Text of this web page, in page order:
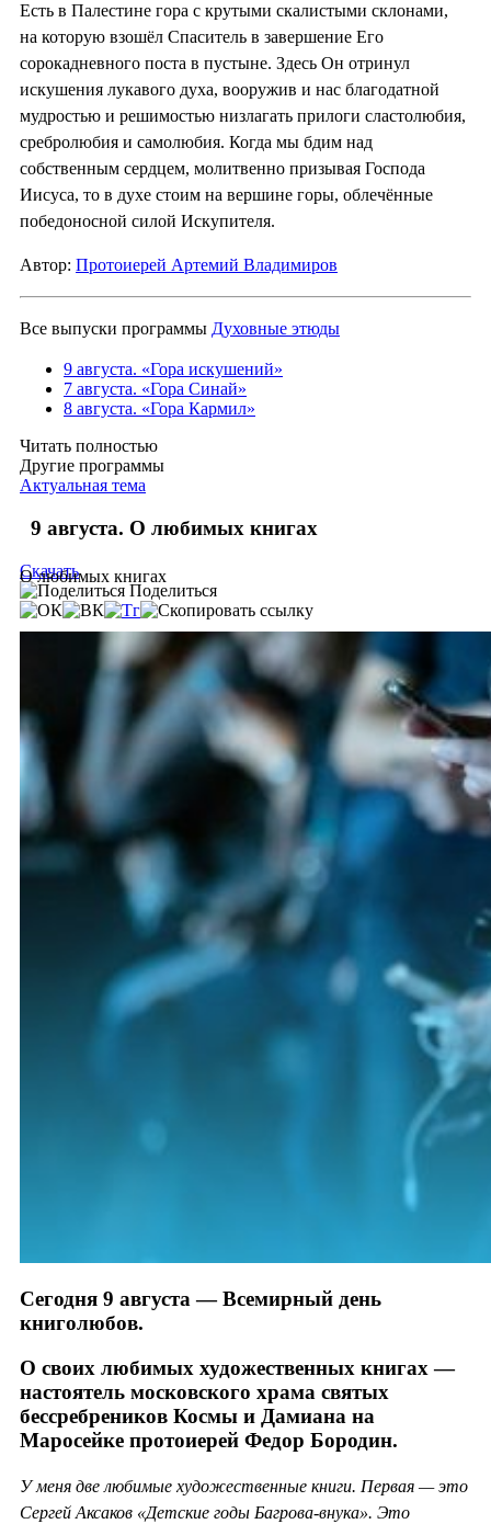
Есть в Палестине гора с крутыми скалистыми склонами,
на которую взошёл Спаситель в завершение Его
сорокадневного поста в пустыне. Здесь Он отринул
искушения лукавого духа, вооружив и нас благодатной
мудростью и решимостью низлагать прилоги сластолюбия,
сребролюбия и самолюбия. Когда мы бдим над
собственным сердцем, молитвенно призывая Господа
Иисуса, то в духе стоим на вершине горы, облечённые
победоносной силой Искупителя.
Автор: Протоиерей Артемий Владимиров
Все выпуски программы Духовные этюды
9 августа. «Гора искушений»
7 августа. «Гора Синай»
8 августа. «Гора Кармил»
Читать полностью
Другие программы
Актуальная тема
9 августа. О любимых книгах
О любимых книгах
Скачать
Поделиться
Сегодня 9 августа — Всемирный день
книголюбов.
О своих любимых художественных книгах —
настоятель московского храма святых
бессребреников Космы и Дамиана на
Маросейке протоиерей Федор Бородин.
У меня две любимые художественные книги. Первая — это
Сергей Аксаков «Детские годы Багрова-внука». Это